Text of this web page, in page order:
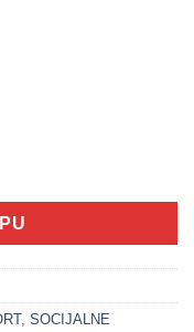
količina
, SOCIJALNE